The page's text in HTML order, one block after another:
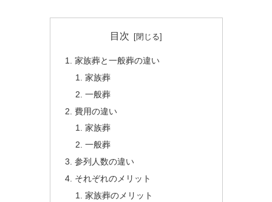
目次
家族葬と一般葬の違い
家族葬
一般葬
費用の違い
家族葬
一般葬
参列人数の違い
それぞれのメリット
家族葬のメリット